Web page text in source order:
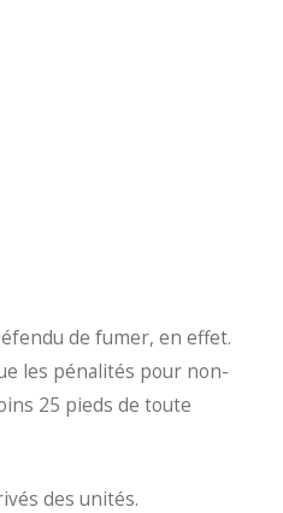
de fumer, en effet.
les pénalités pour non-
25 pieds de toute
des unités.